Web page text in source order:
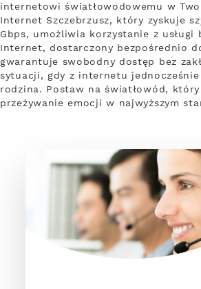
internetowi światłowodowemu w
Internet Szczebrzusz, który zyskuje
Gbps, umożliwia korzystanie z usługi
Internet, dostarczony bezpośrednio
gwarantuje swobodny dostęp bez
sytuacji, gdy z internetu jednocześnie
rodzina. Postaw na światłowód,
przeżywanie emocji w najwyższym